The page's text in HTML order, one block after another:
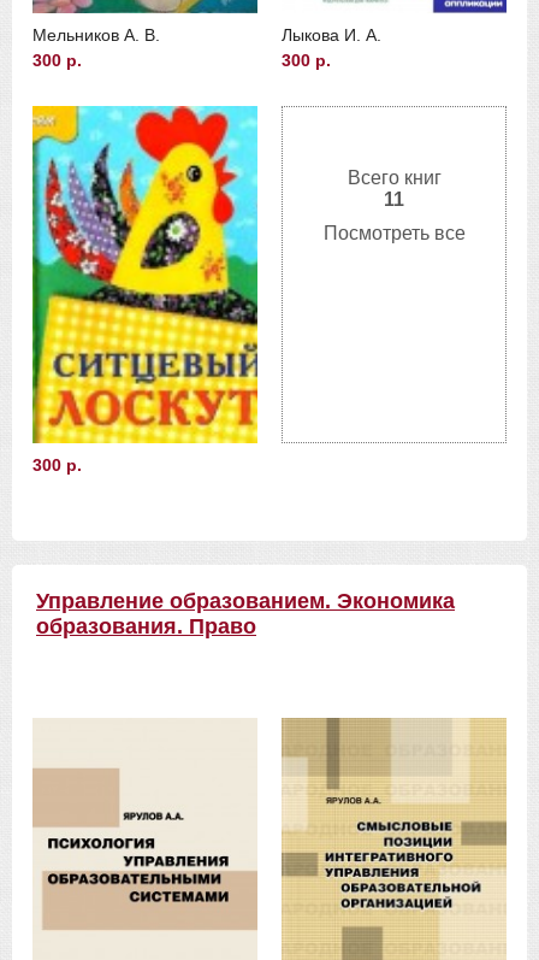
Мельников А. В.
300 р.
Лыкова И. А.
300 р.
300 р.
Всего книг
11
Посмотреть все
Управление образованием. Экономика
образования. Право